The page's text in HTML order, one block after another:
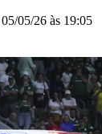
05/05/26 às 19:05